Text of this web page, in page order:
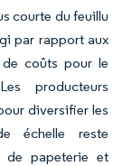
courte du feuillu
par rapport aux
coûts pour le
producteurs
diversifier les
échelle reste
de papeterie et